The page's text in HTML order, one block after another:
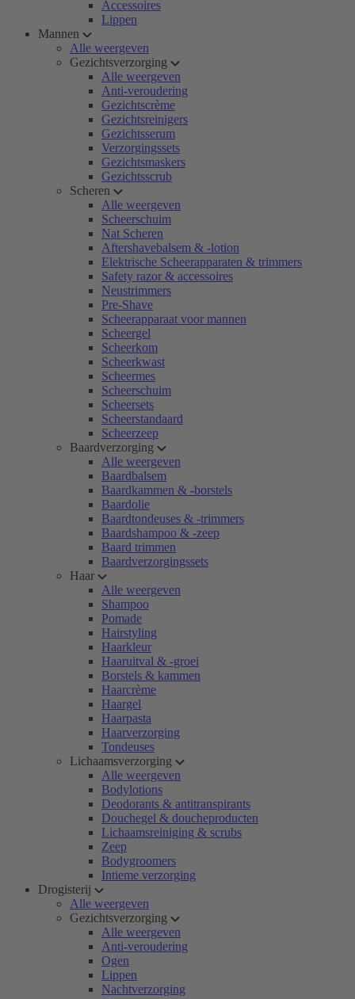
Accessoires
Lippen
Mannen
Alle weergeven
Gezichtsverzorging
Alle weergeven
Anti-veroudering
Gezichtscrème
Gezichtsreinigers
Gezichtsserum
Verzorgingssets
Gezichtsmaskers
Gezichtsscrub
Scheren
Alle weergeven
Scheerschuim
Nat Scheren
Aftershavebalsem & -lotion
Elektrische Scheerapparaten & trimmers
Safety razor & accessoires
Neustrimmers
Pre-Shave
Scheerapparaat voor mannen
Scheergel
Scheerkom
Scheerkwast
Scheermes
Scheerschuim
Scheersets
Scheerstandaard
Scheerzeep
Baardverzorging
Alle weergeven
Baardbalsem
Baardkammen & -borstels
Baardolie
Baardtondeuses & -trimmers
Baardshampoo & -zeep
Baard trimmen
Baardverzorgingssets
Haar
Alle weergeven
Shampoo
Pomade
Hairstyling
Haarkleur
Haaruitval & -groei
Borstels & kammen
Haarcrème
Haargel
Haarpasta
Haarverzorging
Tondeuses
Lichaamsverzorging
Alle weergeven
Bodylotions
Deodorants & antitranspirants
Douchegel & doucheproducten
Lichaamsreiniging & scrubs
Zeep
Bodygroomers
Intieme verzorging
Drogisterij
Alle weergeven
Gezichtsverzorging
Alle weergeven
Anti-veroudering
Ogen
Lippen
Nachtverzorging